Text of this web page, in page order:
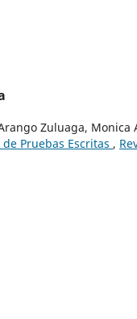
Zuluaga, Monica
Pruebas Escritas ,